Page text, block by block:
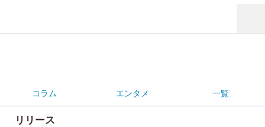
コラム エンタメ 一覧
リリース